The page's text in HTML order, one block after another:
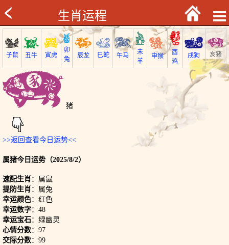
生肖运程
子鼠 丑牛 寅虎
卯
兔
辰龙 巳蛇 午马
未
羊
申猴
酉
鸡
戌狗 亥猪
猪
>>返回查看今日运势<<
属猪今日运势（2025/8/2）
速配生肖 ：属鼠
提防生肖 ：属兔
幸运颜色：红色
幸运数字：48
幸运宝石 ：绿幽灵
心情分数：97
交际分数：99